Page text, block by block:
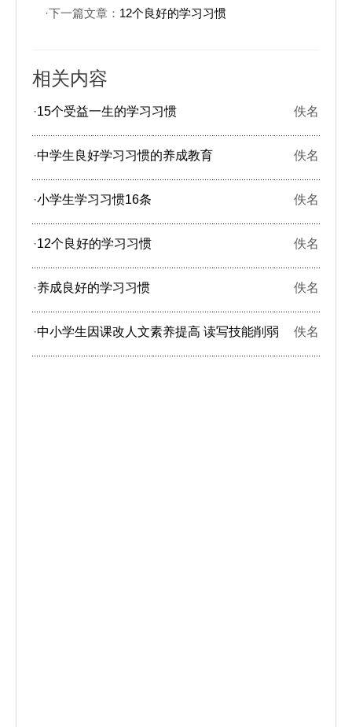
·下一篇文章： 12个良好的学习习惯
相关内容
·15个受益一生的学习习惯 佚名
·中学生良好学习习惯的养成教育 佚名
·小学生学习习惯16条 佚名
·12个良好的学习习惯 佚名
·养成良好的学习习惯 佚名
·中小学生因课改人文素养提高 读写技能削弱 佚名